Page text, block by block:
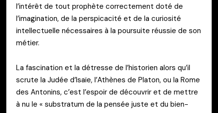
l’intérêt de tout prophète correctement doté de
l’imagination, de la perspicacité et de la curiosité
intellectuelle nécessaires à la poursuite réussie de son
métier.
La fascination et la détresse de l’historien alors qu’il
scrute la Judée d’Isaïe, l’Athènes de Platon, ou la Rome
des Antonins, c’est l’espoir de découvrir et de mettre
à nu le « substratum de la pensée juste et du bien-